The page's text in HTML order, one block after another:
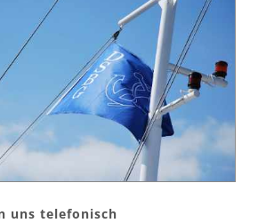
uns telefonisch